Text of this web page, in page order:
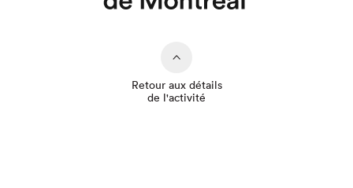
Retour aux détails
de l'activité